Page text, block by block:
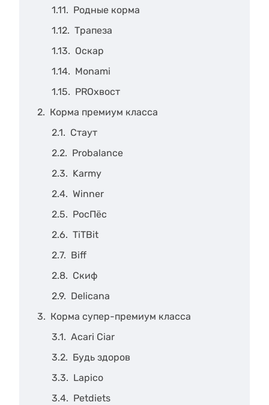
Родные корма
Трапеза
Оскар
Monami
PROхвост
Корма премиум класса
Стаут
Probalance
Karmy
Winner
РосПёс
TiTBit
Biff
Скиф
Delicana
Корма супер-премиум класса
Acari Ciar
Будь здоров
Lapico
Petdiets